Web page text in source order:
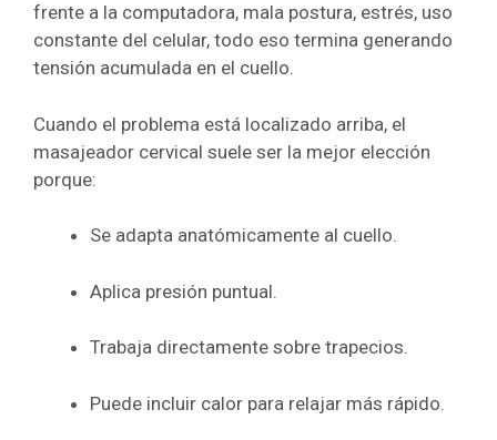
frente a la computadora, mala postura, estrés, uso
constante del celular, todo eso termina generando
tensión acumulada en el cuello.
Cuando el problema está localizado arriba, el
masajeador cervical suele ser la mejor elección
porque:
Se adapta anatómicamente al cuello.
Aplica presión puntual.
Trabaja directamente sobre trapecios.
Puede incluir calor para relajar más rápido.